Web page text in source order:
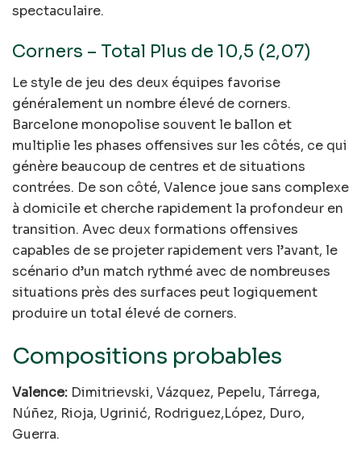
spectaculaire.
Corners – Total Plus de 10,5 (2,07)
Le style de jeu des deux équipes favorise
généralement un nombre élevé de corners.
Barcelone monopolise souvent le ballon et
multiplie les phases offensives sur les côtés, ce qui
génère beaucoup de centres et de situations
contrées. De son côté, Valence joue sans complexe
à domicile et cherche rapidement la profondeur en
transition. Avec deux formations offensives
capables de se projeter rapidement vers l’avant, le
scénario d’un match rythmé avec de nombreuses
situations près des surfaces peut logiquement
produire un total élevé de corners.
Compositions probables
Valence: Dimitrievski, Vázquez, Pepelu, Tárrega,
Núñez, Rioja, Ugrinić, Rodriguez,López, Duro,
Guerra.